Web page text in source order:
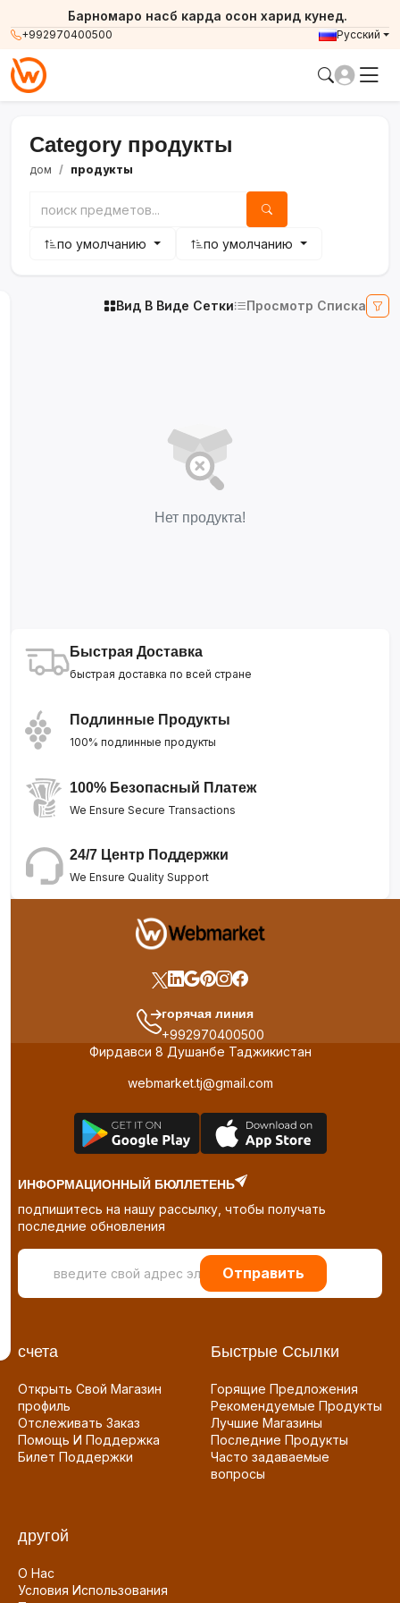
+992970400500
Барномаро насб карда осон харид кунед.
Русский
Category продукты
дом продукты
по умолчанию по умолчанию
Вид В Виде Сетки Просмотр Списка
Нет продукта!
Быстрая Доставка
быстрая доставка по всей стране
Подлинные Продукты
100% подлинные продукты
100% Безопасный Платеж
We Ensure Secure Transactions
24/7 Центр Поддержки
We Ensure Quality Support
горячая линия
+992970400500
Фирдавси 8 Душанбе Таджикистан
webmarket.tj@gmail.com
ИНФОРМАЦИОННЫЙ БЮЛЛЕТЕНЬ
подпишитесь на нашу рассылку, чтобы получать
последние обновления
Отправить
счета
Открыть Свой Магазин
профиль
Отслеживать Заказ
Помощь И Поддержка
Билет Поддержки
Быстрые Ссылки
Горящие Предложения
Рекомендуемые Продукты
Лучшие Магазины
Последние Продукты
Часто задаваемые
вопросы
другой
О Нас
Условия Использования